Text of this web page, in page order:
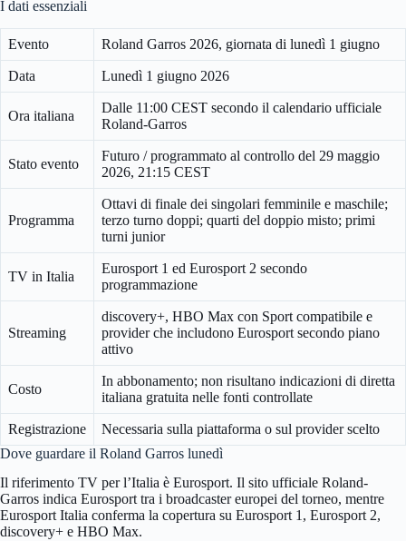
I dati essenziali
Evento Roland Garros 2026, giornata di lunedì 1 giugno
Data Lunedì 1 giugno 2026
Ora italiana
Dalle 11:00 CEST secondo il calendario ufficiale
Roland-Garros
Stato evento
Futuro / programmato al controllo del 29 maggio
2026, 21:15 CEST
Programma
Ottavi di finale dei singolari femminile e maschile;
terzo turno doppi; quarti del doppio misto; primi
turni junior
TV in Italia
Eurosport 1 ed Eurosport 2 secondo
programmazione
Streaming
discovery+, HBO Max con Sport compatibile e
provider che includono Eurosport secondo piano
attivo
Costo
In abbonamento; non risultano indicazioni di diretta
italiana gratuita nelle fonti controllate
Registrazione
Necessaria sulla piattaforma o sul provider scelto
Dove guardare il Roland Garros lunedì
Il riferimento TV per l’Italia è Eurosport. Il sito ufficiale Roland-
Garros indica Eurosport tra i broadcaster europei del torneo, mentre
Eurosport Italia conferma la copertura su Eurosport 1, Eurosport 2,
discovery+ e HBO Max.